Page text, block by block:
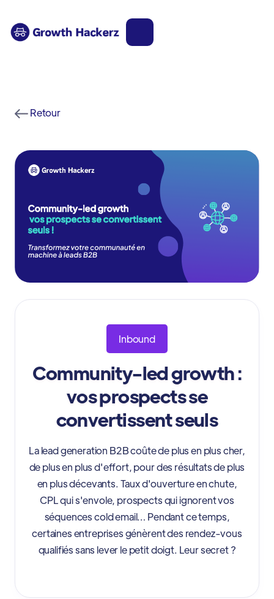
Retour
Inbound
Community-led growth :
vos prospects se
convertissent seuls
La lead generation B2B coûte de plus en plus cher,
de plus en plus d'effort, pour des résultats de plus
en plus décevants. Taux d'ouverture en chute,
CPL qui s'envole, prospects qui ignorent vos
séquences cold email… Pendant ce temps,
certaines entreprises génèrent des rendez-vous
qualifiés sans lever le petit doigt. Leur secret ?